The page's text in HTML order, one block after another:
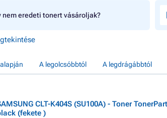
nem eredeti tonert vásároljak?
A legolcsóbbtól A legdrágábbtól
CLT-K404S (SU100A) - Toner
(fekete )